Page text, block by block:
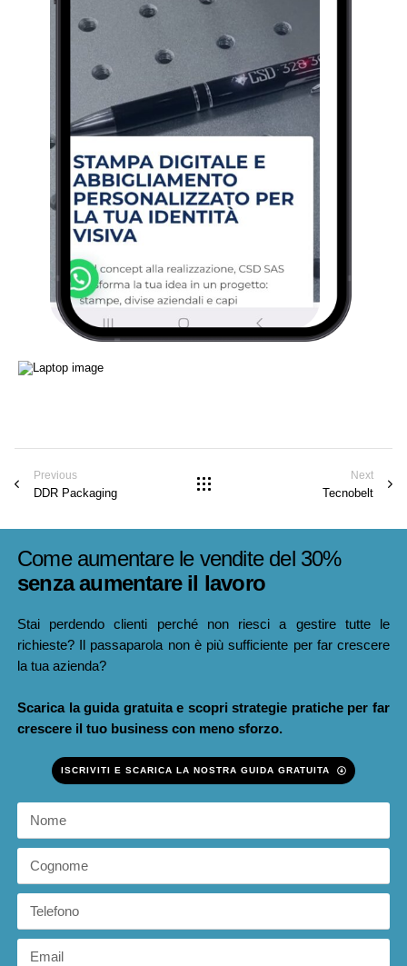
Previous
DDR Packaging
Next
Tecnobelt
Come aumentare le vendite del 30%
senza aumentare il lavoro
Stai perdendo clienti perché non riesci a gestire tutte le
richieste? Il passaparola non è più sufficiente per far crescere
la tua azienda?
Scarica la guida gratuita e scopri strategie pratiche per far
crescere il tuo business con meno sforzo.
ISCRIVITI E SCARICA LA NOSTRA GUIDA GRATUITA